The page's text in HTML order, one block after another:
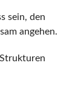
sein, den
angehen.